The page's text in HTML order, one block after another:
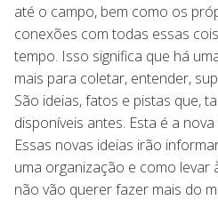
até o campo, bem como os
conexões com todas essas
tempo. Isso significa que há
mais para coletar, entender,
São ideias, fatos e pistas que,
disponíveis antes. Esta é a
Essas novas ideias irão
uma organização e como levar
não vão querer fazer mais do